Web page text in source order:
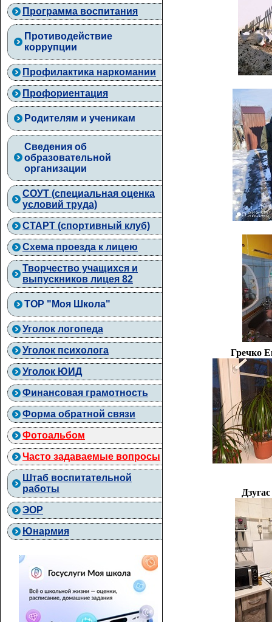
Программа воспитания
Противодействие
коррупции
Профилактика наркомании
Профориентация
Родителям и ученикам
Сведения об
образовательной
организации
СОУТ (специальная оценка
условий труда)
СТАРТ (спортивный клуб)
Схема проезда к лицею
Творчество учащихся и
выпускников лицея 82
ТОР "Моя Школа"
Уголок логопеда
Уголок психолога
Уголок ЮИД
Финансовая грамотность
Форма обратной связи
Фотоальбом
Часто задаваемые вопросы
Штаб воспитательной
работы
ЭОР
Юнармия
Гречко